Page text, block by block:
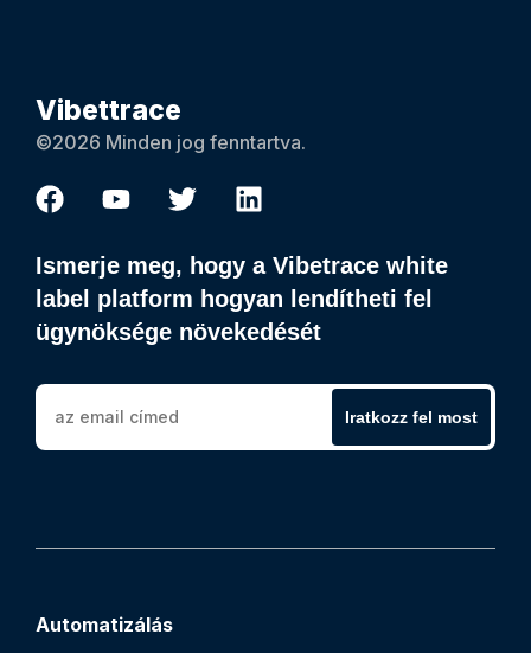
Vibettrace
©2026 Minden jog fenntartva.
Ismerje meg, hogy a Vibetrace white
label platform hogyan lendítheti fel
ügynöksége növekedését
Iratkozz fel most
Automatizálás